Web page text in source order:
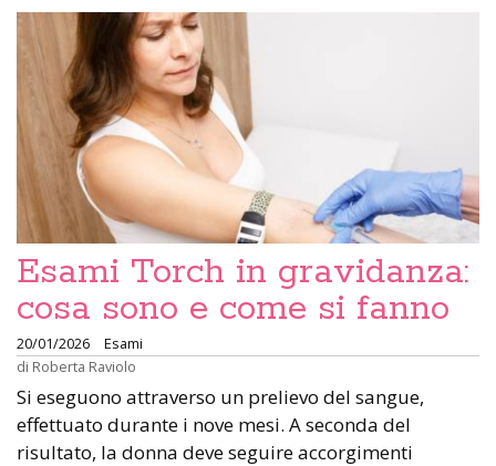
Esami Torch in gravidanza:
cosa sono e come si fanno
20/01/2026
Esami
di Roberta Raviolo
Si eseguono attraverso un prelievo del sangue,
effettuato durante i nove mesi. A seconda del
risultato, la donna deve seguire accorgimenti